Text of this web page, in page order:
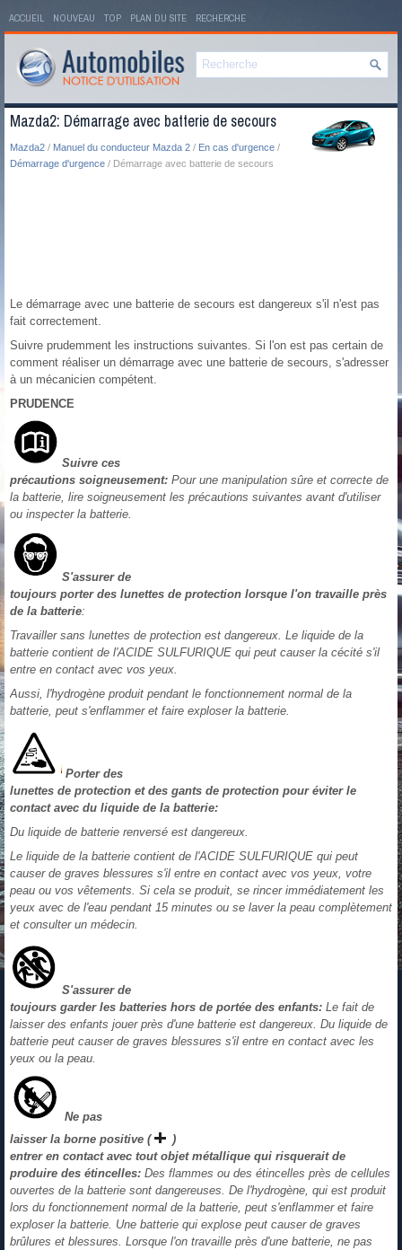
ACCUEIL NOUVEAU TOP PLAN DU SITE RECHERCHE
Mazda2: Démarrage avec batterie de secours
Mazda2 / Manuel du conducteur Mazda 2 / En cas d'urgence /
Démarrage d'urgence / Démarrage avec batterie de secours
Le démarrage avec une batterie de secours est dangereux s'il n'est pas
fait correctement.
Suivre prudemment les instructions suivantes. Si l'on est pas certain de
comment réaliser un démarrage avec une batterie de secours, s'adresser
à un mécanicien compétent.
PRUDENCE
Suivre ces
précautions soigneusement: Pour une manipulation sûre et correcte de
la batterie, lire soigneusement les précautions suivantes avant d'utiliser
ou inspecter la batterie.
S'assurer de
toujours porter des lunettes de protection lorsque l'on travaille près
de la batterie:
Travailler sans lunettes de protection est dangereux. Le liquide de la
batterie contient de l'ACIDE SULFURIQUE qui peut causer la cécité s'il
entre en contact avec vos yeux.
Aussi, l'hydrogène produit pendant le fonctionnement normal de la
batterie, peut s'enflammer et faire exploser la batterie.
Porter des
lunettes de protection et des gants de protection pour éviter le
contact avec du liquide de la batterie:
Du liquide de batterie renversé est dangereux.
Le liquide de la batterie contient de l'ACIDE SULFURIQUE qui peut
causer de graves blessures s'il entre en contact avec vos yeux, votre
peau ou vos vêtements. Si cela se produit, se rincer immédiatement les
yeux avec de l'eau pendant 15 minutes ou se laver la peau complètement
et consulter un médecin.
S'assurer de
toujours garder les batteries hors de portée des enfants: Le fait de
laisser des enfants jouer près d'une batterie est dangereux. Du liquide de
batterie peut causer de graves blessures s'il entre en contact avec les
yeux ou la peau.
Ne pas
laisser la borne positive (
)
entrer en contact avec tout objet métallique qui risquerait de
produire des étincelles: Des flammes ou des étincelles près de cellules
ouvertes de la batterie sont dangereuses. De l'hydrogène, qui est produit
lors du fonctionnement normal de la batterie, peut s'enflammer et faire
exploser la batterie. Une batterie qui explose peut causer de graves
brûlures et blessures. Lorsque l'on travaille près d'une batterie, ne pas